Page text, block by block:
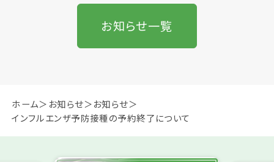
ホーム お知らせ
お知らせ
インフルエンザ予防接種の予約終了について
お知らせ一覧